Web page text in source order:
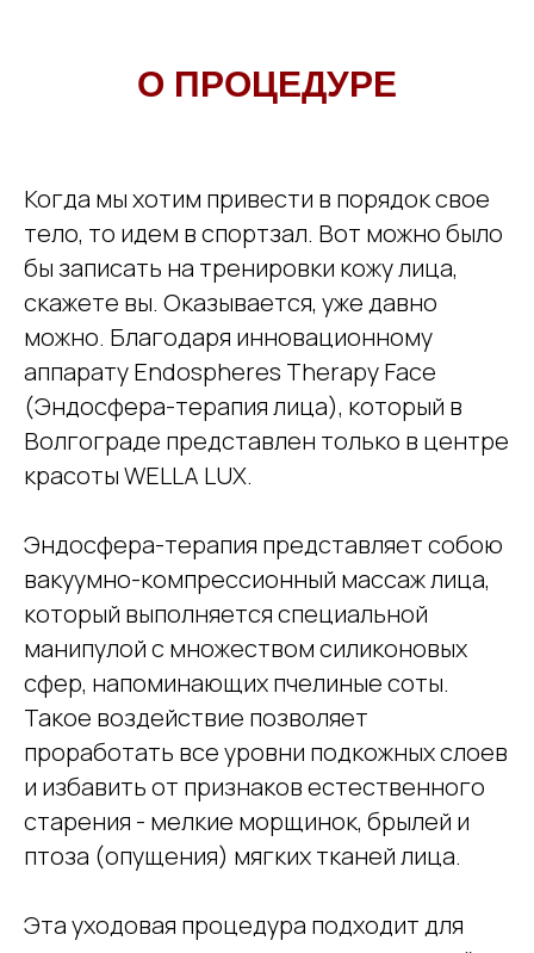
О ПРОЦЕДУРЕ
Когда мы хотим привести в порядок свое
тело, то идем в спортзал. Вот можно было
бы записать на тренировки кожу лица,
скажете вы. Оказывается, уже давно
можно. Благодаря инновационному
аппарату Endospheres Therapy Face
(Эндосфера-терапия лица), который в
Волгограде представлен только в центре
красоты WELLA LUX.
Эндосфера-терапия представляет собою
вакуумно-компрессионный массаж лица,
который выполняется специальной
манипулой с множеством силиконовых
сфер, напоминающих пчелиные соты.
Такое воздействие позволяет
проработать все уровни подкожных слоев
и избавить от признаков естественного
старения - мелкие морщинок, брылей и
птоза (опущения) мягких тканей лица.
Эта уходовая процедура подходит для